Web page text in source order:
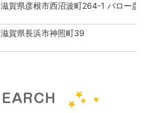
滋賀県彦根市西沼波町264-1 バロー彦
滋賀県長浜市神照町39